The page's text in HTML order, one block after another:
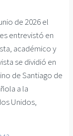
de 2026 el
entrevistó en
académico y
se dividió en
de Santiago de
a la
Unidos,